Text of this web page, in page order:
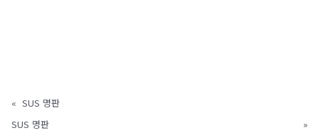
« SUS 명판
SUS 명판
»